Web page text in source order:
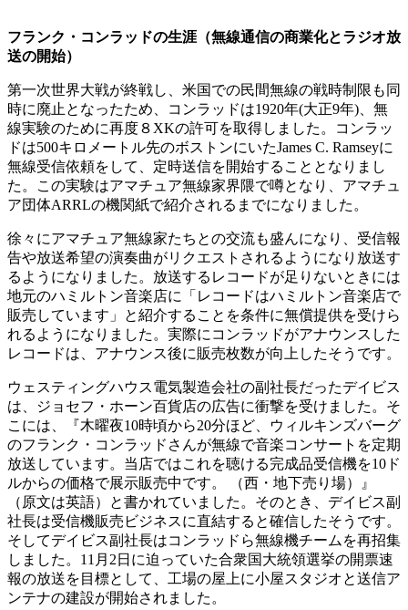
フランク・コンラッドの生涯（無線通信の商業化とラジオ放
送の開始）
第一次世界大戦が終戦し、米国での民間無線の戦時制限も同
時に廃止となったため、コンラッドは1920年(大正9年)、無
線実験のために再度８XKの許可を取得しました。コンラッ
ドは500キロメートル先のボストンにいたJames C. Ramseyに
無線受信依頼をして、定時送信を開始することとなりまし
た。この実験はアマチュア無線家界隈で噂となり、アマチュ
ア団体ARRLの機関紙で紹介されるまでになりました。
徐々にアマチュア無線家たちとの交流も盛んになり、受信報
告や放送希望の演奏曲がリクエストされるようになり放送す
るようになりました。放送するレコードが足りないときには
地元のハミルトン音楽店に「レコードはハミルトン音楽店で
販売しています」と紹介することを条件に無償提供を受けら
れるようになりました。実際にコンラッドがアナウンスした
レコードは、アナウンス後に販売枚数が向上したそうです。
ウェスティングハウス電気製造会社の副社長だったデイビス
は、ジョセフ・ホーン百貨店の広告に衝撃を受けました。そ
こには、『木曜夜10時頃から20分ほど、ウィルキンズバーグ
のフランク・コンラッドさんが無線で音楽コンサートを定期
放送しています。当店ではこれを聴ける完成品受信機を10ド
ルからの価格で展示販売中です。 （西・地下売り場）』
（原文は英語）と書かれていました。そのとき、デイビス副
社長は受信機販売ビジネスに直結すると確信したそうです。
そしてデイビス副社長はコンラッドら無線機チームを再招集
しました。11月2日に迫っていた合衆国大統領選挙の開票速
報の放送を目標として、工場の屋上に小屋スタジオと送信ア
ンテナの建設が開始されました。